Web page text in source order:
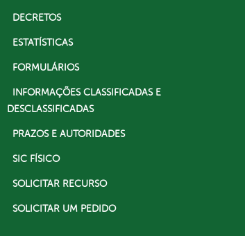
DECRETOS
ESTATÍSTICAS
FORMULÁRIOS
INFORMAÇÕES CLASSIFICADAS E
DESCLASSIFICADAS
PRAZOS E AUTORIDADES
SIC FÍSICO
SOLICITAR RECURSO
SOLICITAR UM PEDIDO